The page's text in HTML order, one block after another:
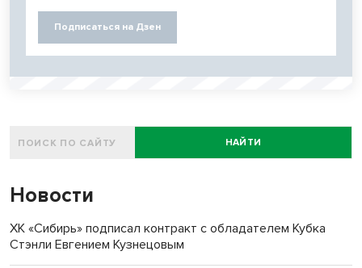
Подписаться на Дзен
НАЙТИ
Новости
ХК «Сибирь» подписал контракт с обладателем Кубка
Стэнли Евгением Кузнецовым